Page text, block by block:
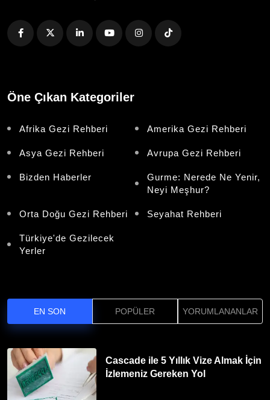
Öne Çıkan Kategoriler
Afrika Gezi Rehberi Amerika Gezi Rehberi
Asya Gezi Rehberi Avrupa Gezi Rehberi
Bizden Haberler
Gurme: Nerede Ne Yenir,
Neyi Meşhur?
Orta Doğu Gezi Rehberi Seyahat Rehberi
Türkiye'de Gezilecek
Yerler
EN SON POPÜLER YORUMLANANLAR
Cascade ile 5 Yıllık Vize Almak İçin
İzlemeniz Gereken Yol